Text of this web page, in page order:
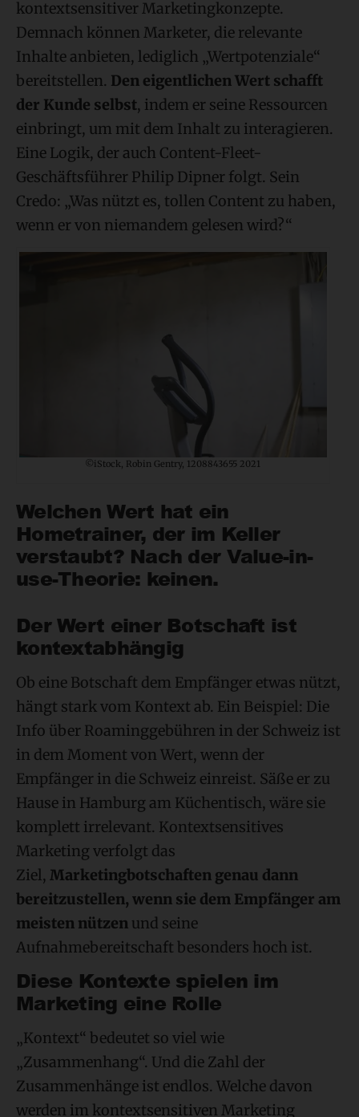
kontextsensitiver Marketingkonzepte.
Demnach können Marketer, die relevante
Inhalte anbieten, lediglich „Wertpotenziale“
bereitstellen. Den eigentlichen Wert schafft
der Kunde selbst, indem er seine Ressourcen
einbringt, um mit dem Inhalt zu interagieren.
Eine Logik, der auch Content-Fleet-
Geschäftsführer Philip Dipner folgt. Sein
Credo: „Was nützt es, tollen Content zu haben,
wenn er von niemandem gelesen wird?“
©iStock, Robin Gentry, 1208843655 2021
Welchen Wert hat ein
Hometrainer, der im Keller
verstaubt? Nach der Value-in-
use-Theorie: keinen.
Der Wert einer Botschaft ist
kontextabhängig
Ob eine Botschaft dem Empfänger etwas nützt,
hängt stark vom Kontext ab. Ein Beispiel: Die
Info über Roaminggebühren in der Schweiz ist
in dem Moment von Wert, wenn der
Empfänger in die Schweiz einreist. Säße er zu
Hause in Hamburg am Küchentisch, wäre sie
komplett irrelevant. Kontextsensitives
Marketing verfolgt das
Ziel, Marketingbotschaften genau dann
bereitzustellen, wenn sie dem Empfänger am
meisten nützen und seine
Aufnahmebereitschaft besonders hoch ist.
Diese Kontexte spielen im
Marketing eine Rolle
„Kontext“ bedeutet so viel wie
„Zusammenhang“. Und die Zahl der
Zusammenhänge ist endlos. Welche davon
werden im kontextsensitiven Marketing